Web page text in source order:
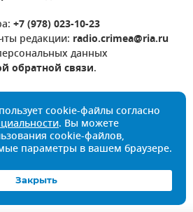
+7 (978) 023-10-23
редакции: radio.crimea@ria.ru
данных
обратной связи.
cookie-файлы согласно
. Вы можете
cookie-файлов,
параметры в вашем браузере.
Закрыть